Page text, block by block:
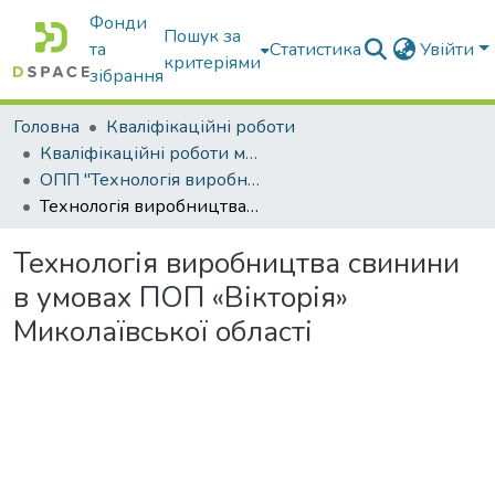
Фонди
та
зібрання
Пошук за
критеріями
Статистика Увійти
Головна
Кваліфікаційні роботи
Кваліфікаційні роботи магістрів
ОПП "Технологія виробництва і переробки продукції тваринництва"
Технологія виробництва свинини в умовах ПОП «Вікторія» Миколаївської області
Технологія виробництва свинини
в умовах ПОП «Вікторія»
Миколаївської області